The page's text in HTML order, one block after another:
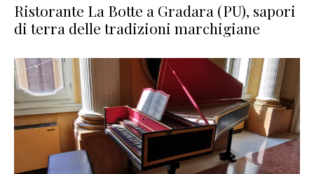
Ristorante La Botte a Gradara (PU), sapori
di terra delle tradizioni marchigiane